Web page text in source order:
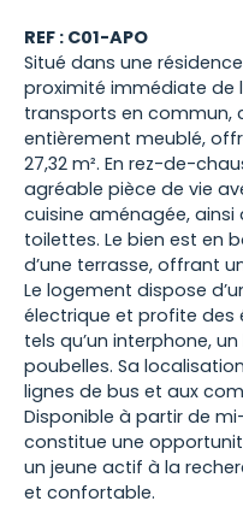
REF : C01-APO
Situé dans une
proximité immédiate de
transports en commun,
entièrement meublé,
27,32 m². En rez-de-
agréable pièce de vie
cuisine aménagée, ainsi
toilettes. Le bien est en
d’une terrasse, offrant
Le logement dispose
électrique et profite des
tels qu’un interphone,
poubelles. Sa
lignes de bus et aux
Disponible à partir de
constitue une
un jeune actif à la
et confortable.